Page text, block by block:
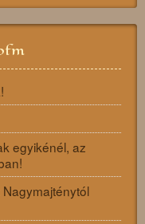
egyikénél, az